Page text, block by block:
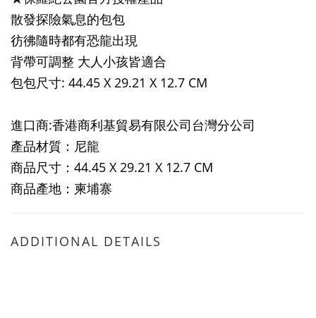
散發探險氣息的包包
彷彿隨時都有恐龍出現
背帶可調整 大人小孩皆適合
包包尺寸: 44.45 X 29.21 X 12.7 CM
進口商:香港商利基貿易有限公司台灣分公司
產品材質：尼龍
商品尺寸：44.45 X 29.21 X 12.7 CM
商品產地：柬埔寨
ADDITIONAL DETAILS